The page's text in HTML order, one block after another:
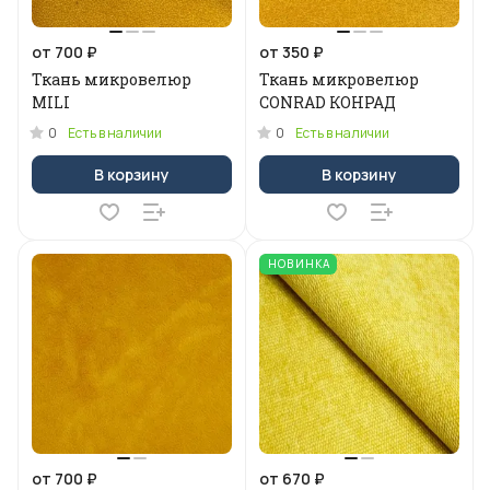
от 700 ₽
Ткань микровелюр
MILI
0 Есть в наличии
В корзину
от 350 ₽
Ткань микровелюр
CONRAD КОНРАД
0 Есть в наличии
В корзину
от 700 ₽
НОВИНКА
от 670 ₽